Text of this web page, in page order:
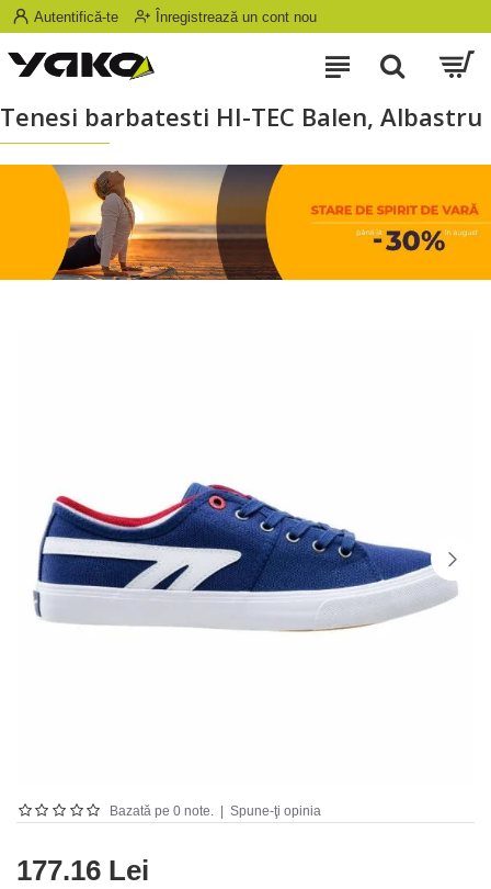
Autentifică-te Înregistrează un cont nou
Tenesi barbatesti HI-TEC Balen, Albastru
Bazată pe 0 note. Spune-ţi opinia
177.16 Lei